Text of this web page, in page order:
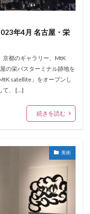
年4月 名古屋・栄
都のギャラリー、MtK
の栄バスターミナル跡地を
satellite」をオープンし
て、 […]
続きを読む
美術